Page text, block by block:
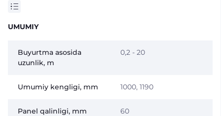
UMUMIY
Buyurtma asosida
uzunlik, m
0,2 - 20
Umumiy kengligi, mm 1000, 1190
Panel qalinligi, mm 60